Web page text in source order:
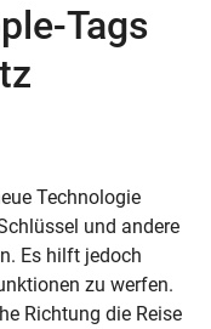
Tags
Technologie
und andere
Es hilft jedoch
zu werfen.
Richtung die Reise